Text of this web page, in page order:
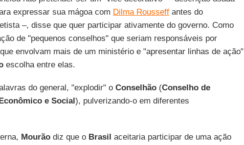
expressar sua mágoa com Dilma Rousseffantes do
–, disse que quer participar ativamente do governo. Como
de "pequenos conselhos" que seriam responsáveis por
envolvam mais de um ministério e "apresentar linhas de ação"
escolha entre elas.
do general, "explodir" o Conselhão(Conselho de
e Social), pulverizando-o em diferentes
Mourãodiz que o Brasil aceitaria participar de uma ação